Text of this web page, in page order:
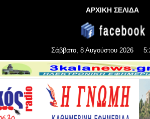
ΑΡΧΙΚΗ ΣΕΛΙΔΑ
Σάββατο, 8 Αυγούστου 2026